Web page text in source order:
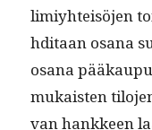
limiy­hteisö­jen
hdi­taan osana
osana
mukaisten
van han­kkeen